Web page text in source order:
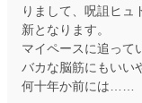
りまして、呪詛ヒュ
新となります。
マイペースに追って
バカな脳筋にもいい
何十年か前には……